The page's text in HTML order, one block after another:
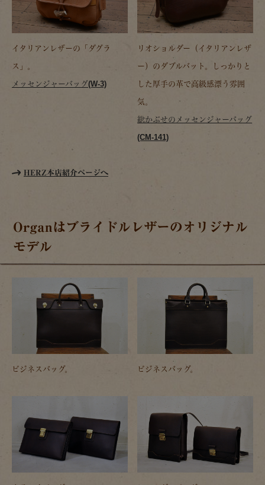
イタリアンレザーの「ダグラ
ス」。
メッセンジャーバッグ(W-3)
リオショルダー（イタリアンレザ
ー）のダブルバット。しっかりと
した厚手の革で高級感漂う雰囲
気。
総かぶせのメッセンジャーバッグ
(CM-141)
HERZ本店紹介ページへ
Organはブライドルレザーのオリジナル
モデル
ビジネスバッグ。 ビジネスバッグ。